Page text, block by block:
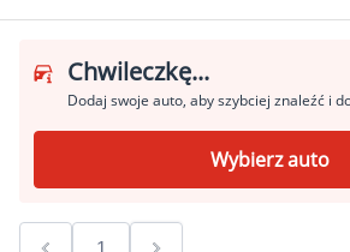
Chwileczkę...
Dodaj swoje auto, aby szybciej znaleźć i
Wybierz auto